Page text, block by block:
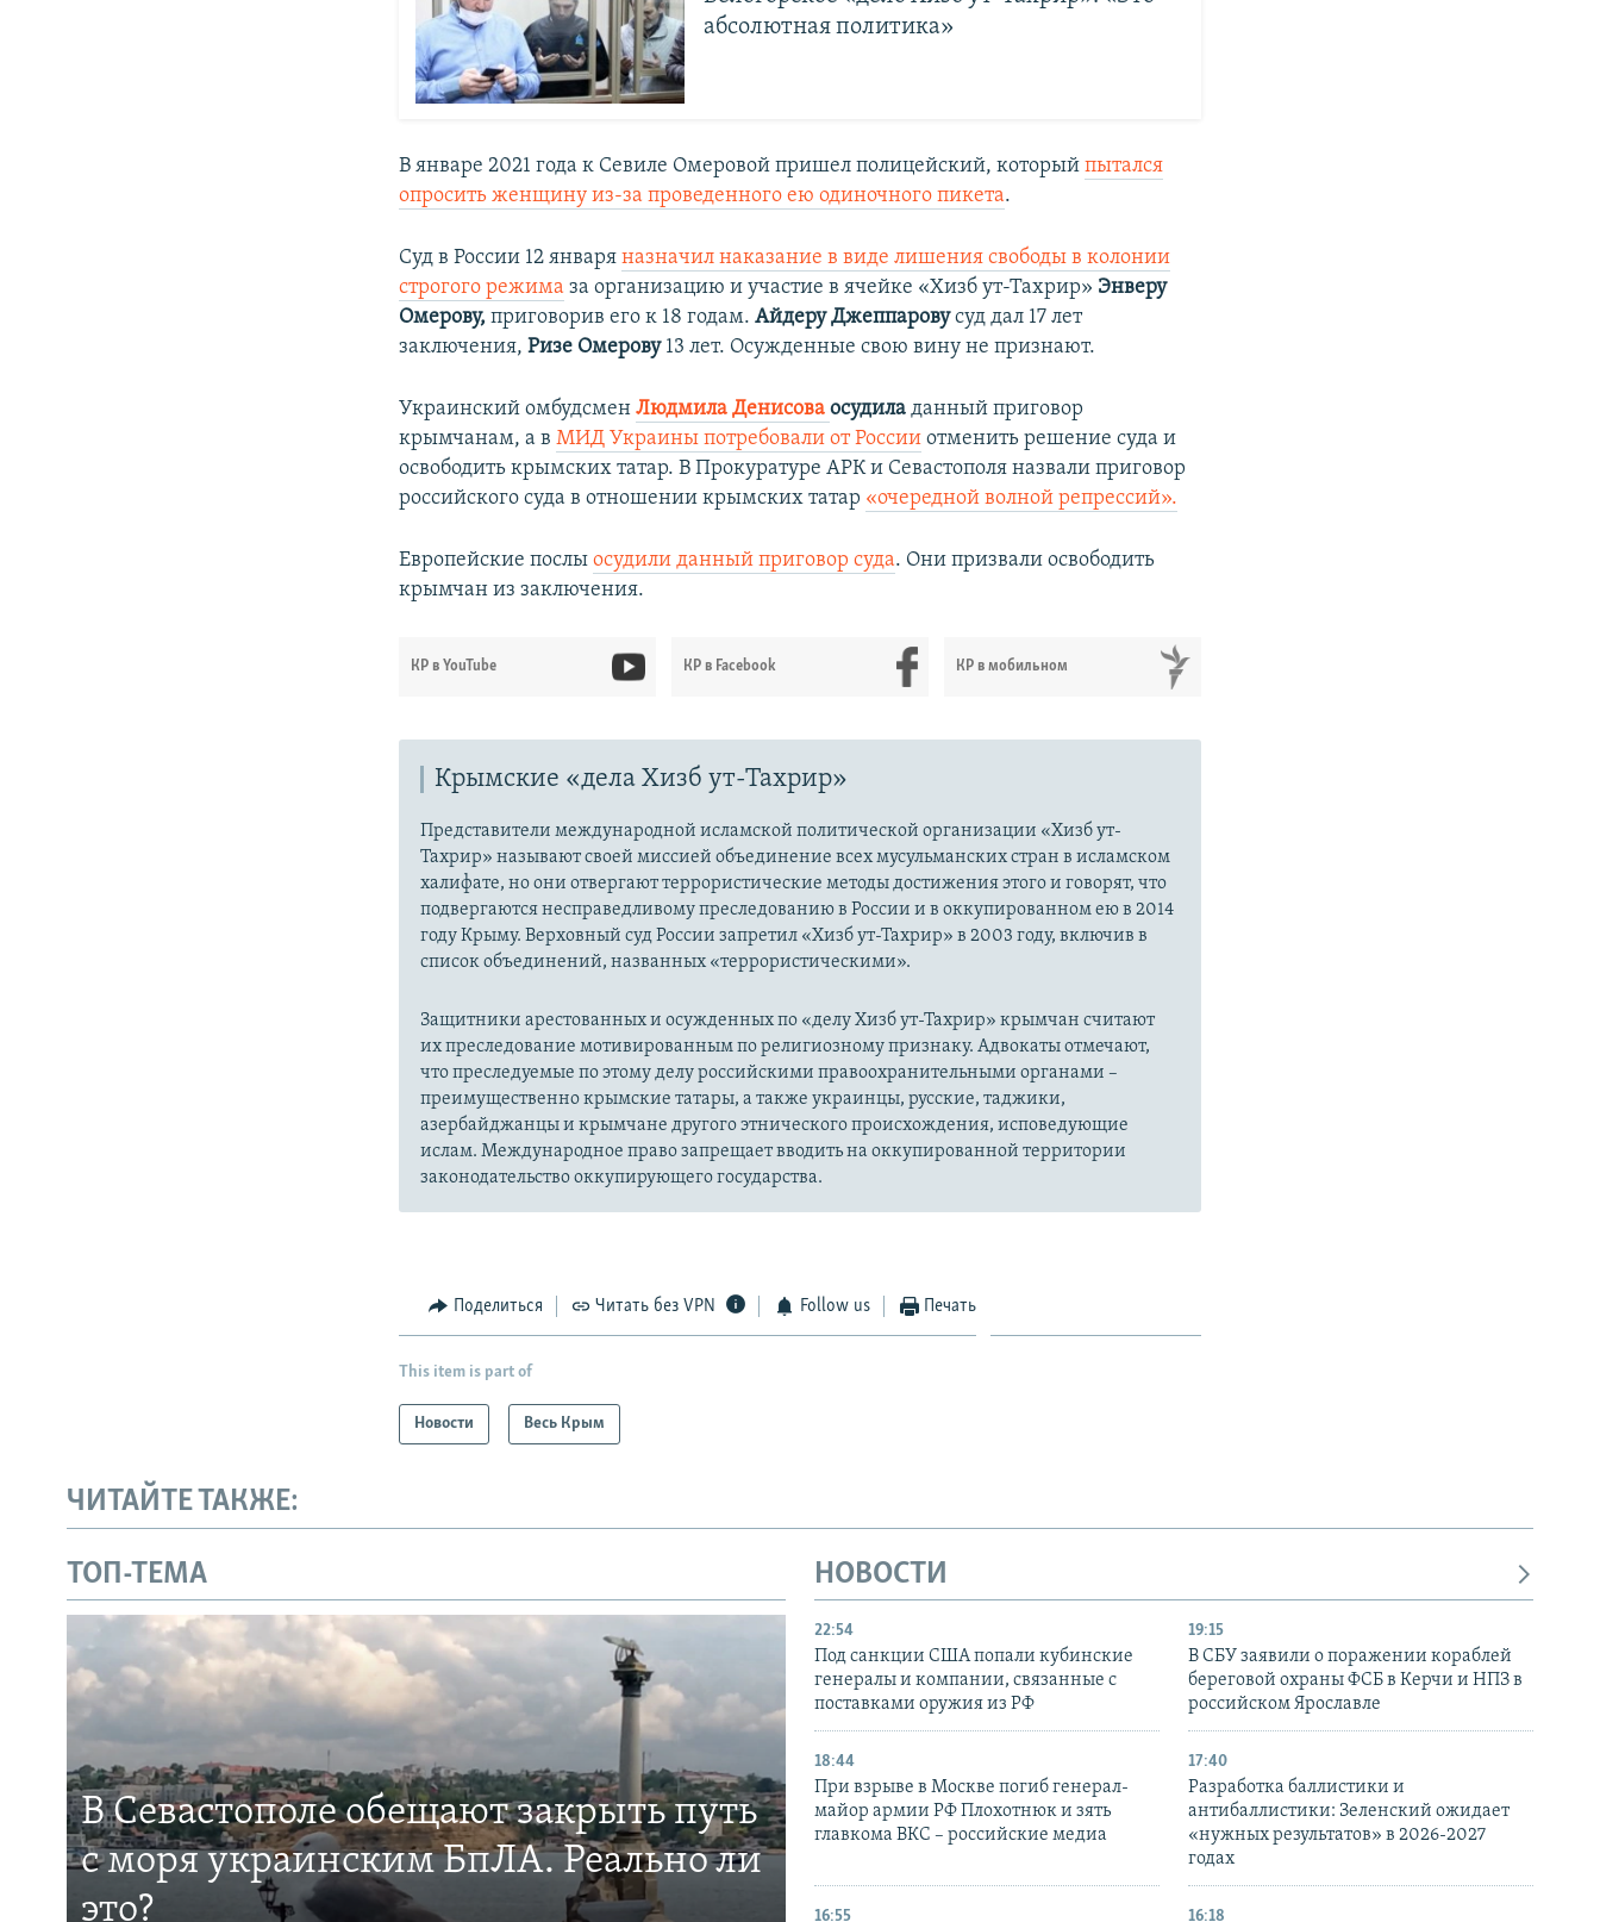
абсолютная политика»
В январе 2021 года к Севиле Омеровой пришел полицейский, которыйпытался
опросить женщину из-за проведенного ею одиночного пикета.
Суд в России 12 январяназначил наказание в виде лишения свободы в колонии
строгого режима за организацию и участие в ячейке «Хизб ут-Тахрир» Энверу
Омерову,приговорив его к 18 годам.Айдеру Джеппаровусуд дал 17 лет
заключения,Ризе Омерову 13 лет. Осужденные свою вину не признают.
Украинский омбудсменЛюдмила Денисоваосудиладанный приговор
крымчанам, а вМИД Украины потребовали от России отменить решение суда и
освободить крымских татар. В Прокуратуре АРК и Севастополя назвали приговор
российского суда в отношении крымских татар «очередной волной репрессий».
Европейские послыосудили данный приговор суда. Они призвали освободить
крымчан из заключения.
КР в YouTube КР в Facebook КР в мобильном
Крымские «дела Хизб ут-Тахрир»
Представители международной исламской политической организации «Хизб ут-
Тахрир» называют своей миссией объединение всех мусульманских стран в исламском
халифате, но они отвергают террористические методы достижения этого и говорят, что
подвергаются несправедливому преследованию в России и в оккупированном ею в 2014
году Крыму. Верховный суд России запретил «Хизб ут-Тахрир» в 2003 году, включив в
список объединений, названных «террористическими».
Защитники арестованных и осужденных по «делу Хизб ут-Тахрир» крымчан считают
их преследование мотивированным по религиозному признаку. Адвокаты отмечают,
что преследуемые по этому делу российскими правоохранительными органами –
преимущественно крымские татары, а также украинцы, русские, таджики,
азербайджанцы и крымчане другого этнического происхождения, исповедующие
ислам. Международное право запрещает вводить на оккупированной территории
законодательство оккупирующего государства.
Поделиться Читать без VPN Follow us Печать
This item is part of
Новости Весь Крым
ЧИТАЙТЕ ТАКЖЕ:
ТОП-ТЕМА
В Севастополе обещают закрыть путь
с моря украинским БпЛА. Реально ли
это?
НОВОСТИ
22:54
Под санкции США попали кубинские
генералы и компании, связанные с
поставками оружия из РФ
19:15
В СБУ заявили о поражении кораблей
береговой охраны ФСБ в Керчи и НПЗ в
российском Ярославле
18:44
При взрыве в Москве погиб генерал-
майор армии РФ Плохотнюк и зять
главкома ВКС – российские медиа
17:40
Разработка баллистики и
антибаллистики: Зеленский ожидает
«нужных результатов» в 2026-2027
годах
16:55 16:18